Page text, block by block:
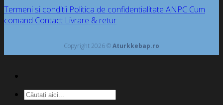
Termeni si conditii Politica de confidentialitate ANPC Cum
comand Contact Livrare & retur
Copyright 2026 ©Aturkkebap.ro
Caută